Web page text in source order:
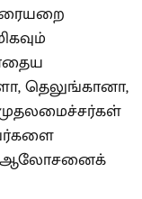
தெலுங்கானா,
ஆலோசனைக்